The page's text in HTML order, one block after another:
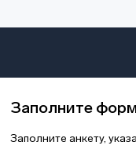
Заполните
Заполните анкету,